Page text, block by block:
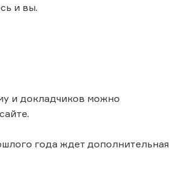
и вы.
и докладчиков можно
года ждет дополнительная